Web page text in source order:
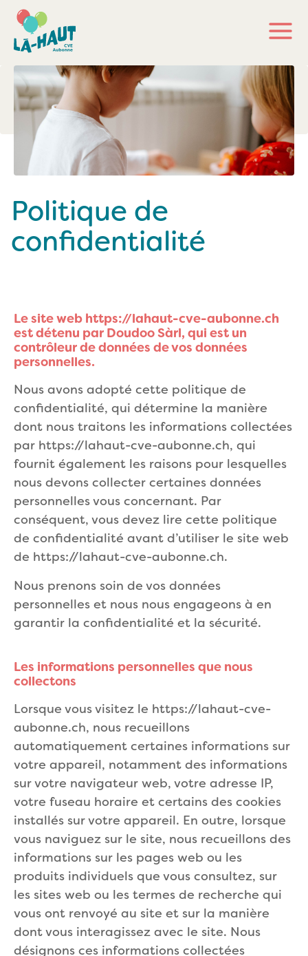
Politique de
confidentialité
Le site web https://lahaut-cve-aubonne.ch
est détenu par Doudoo Sàrl, qui est un
contrôleur de données de vos données
personnelles.
Nous avons adopté cette politique de
confidentialité, qui détermine la manière
dont nous traitons les informations collectées
par https://lahaut-cve-aubonne.ch, qui
fournit également les raisons pour lesquelles
nous devons collecter certaines données
personnelles vous concernant. Par
conséquent, vous devez lire cette politique
de confidentialité avant d’utiliser le site web
de https://lahaut-cve-aubonne.ch.
Nous prenons soin de vos données
personnelles et nous nous engageons à en
garantir la confidentialité et la sécurité.
Les informations personnelles que nous
collectons
Lorsque vous visitez le https://lahaut-cve-
aubonne.ch, nous recueillons
automatiquement certaines informations sur
votre appareil, notamment des informations
sur votre navigateur web, votre adresse IP,
votre fuseau horaire et certains des cookies
installés sur votre appareil. En outre, lorsque
vous naviguez sur le site, nous recueillons des
informations sur les pages web ou les
produits individuels que vous consultez, sur
les sites web ou les termes de recherche qui
vous ont renvoyé au site et sur la manière
dont vous interagissez avec le site. Nous
désignons ces informations collectées